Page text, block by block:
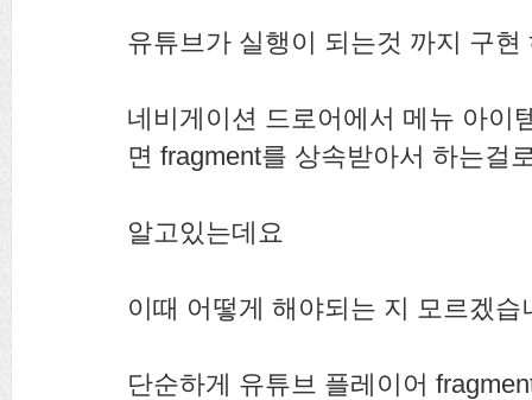
유튜브가 실행이 되는것 까지 구현
네비게이션 드로어에서 메뉴 아이
면 fragment를 상속받아서 하는걸
알고있는데요
이때 어떻게 해야되는 지 모르겠습
단순하게 유튜브 플레이어